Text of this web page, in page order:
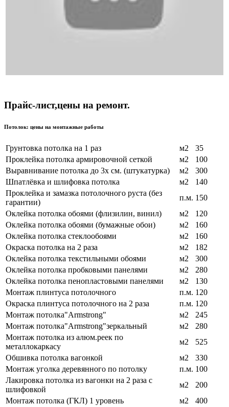
Прайс-лист,цены на ремонт.
Потолок: цены на монтажные работы
Грунтовка потолка на 1 раз м2
35
Проклейка потолка армировочной сеткой
м2
100
Выравнивание потолка до 3х см. (штукатурка)
м2
300
Шпатлёвка и шлифовка потолка
м2
140
Проклейка и замазка потолочного руста (без
гарантии)
п.м. 150
Оклейка потолка обоями (флизилин, винил)
м2
120
Оклейка потолка обоями (бумажные обои)
м2
160
Оклейка потолка стеклообоями
м2
160
Окраска потолка на 2 раза
м2
182
Оклейка потолка текстильными обоями
м2
300
Оклейка потолка пробковыми панелями
м2
280
Оклейка потолка пенопластовыми панелями
м2
130
Монтаж плинтуса потолочного
п.м. 120
Окраска плинтуса потолочного на 2 раза
п.м. 120
Монтаж потолка"Armstrong"
м2
245
Монтаж потолка"Armstrong"зеркальный
м2
280
Монтаж потолка из алюм.реек по
металлокаркасу
м2
525
Обшивка потолка вагонкой
м2
330
Монтаж уголка деревянного по потолку
п.м. 100
Лакировка потолка из вагонки на 2 раза с
шлифовкой
м2
200
Монтаж потолка (ГКЛ) 1 уровень
м2
400